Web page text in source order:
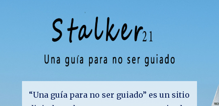
“Una guía para no ser guiado” es un sitio